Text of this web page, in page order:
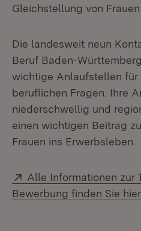
Gleichstellung von Frauen
Die landesweit neun
Beruf Baden-
wichtige Anlaufstellen für
beruflichen Fragen. Ihre
niederschwellig und
einen wichtigen Beitrag
Frauen ins Erwerbsleben.
Extern:
Alle Informationen zur
Bewerbung finden Sie hier.